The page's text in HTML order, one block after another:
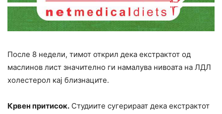
После 8 недели, тимот открил дека екстрактот од
маслинов лист значително ги намалува нивоата на ЛДЛ
холестерол кај близнаците.
Кpвен притисок. Студиите сугерираат дека екстрактот